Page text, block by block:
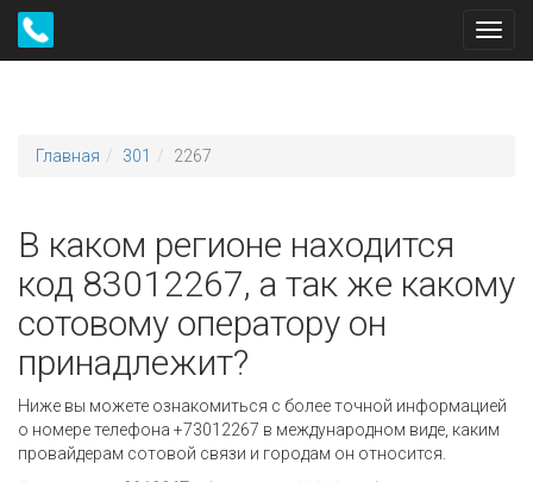
Главная 301 2267
В каком регионе находится
код 83012267, а так же какому
сотовому оператору он
принадлежит?
Ниже вы можете ознакомиться с более точной информацией
о номере телефона +73012267 в международном виде, каким
провайдерам сотовой связи и городам он относится.